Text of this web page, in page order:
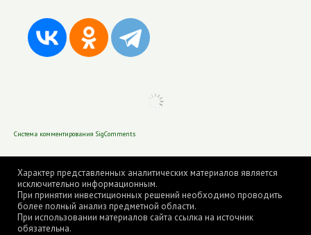
Характер представленных аналитических материалов является
исключительно информационным.
При принятии инвестиционных решений необходимо проводить
более полный анализ предметной области.
При использовании материалов сайта ссылка на источник
обязательна.